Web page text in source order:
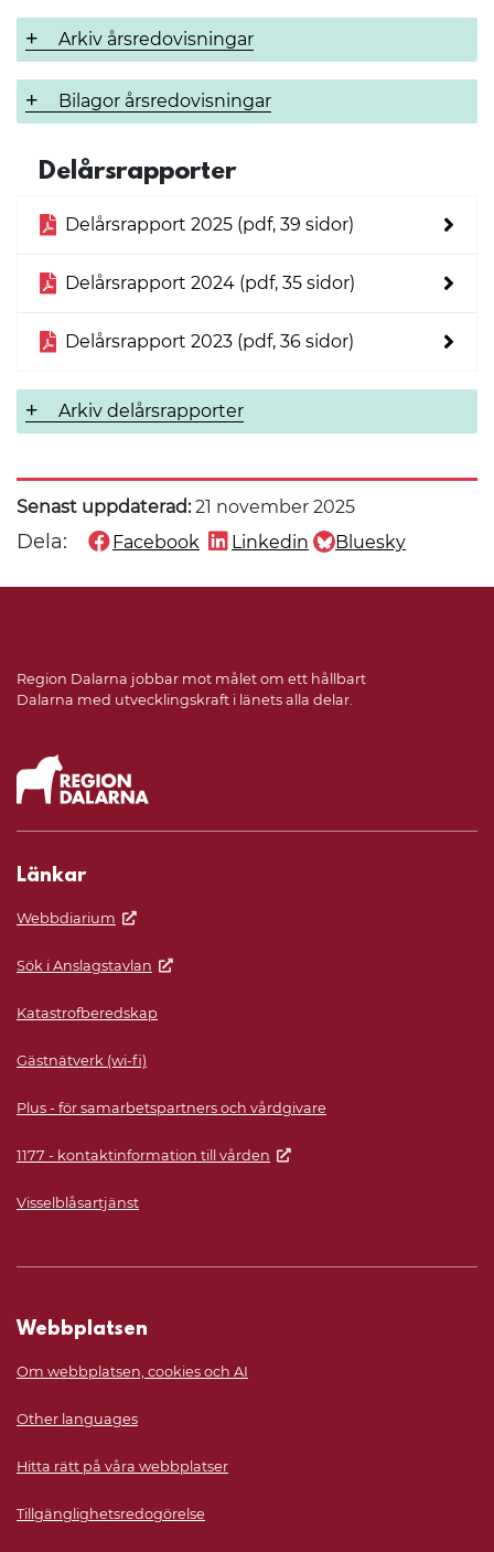
Arkiv årsredovisningar
Bilagor årsredovisningar
Delårsrapporter
Delårsrapport 2025 (pdf, 39 sidor)
Delårsrapport 2024 (pdf, 35 sidor)
Delårsrapport 2023 (pdf, 36 sidor)
Arkiv delårsrapporter
Senast uppdaterad:21 november 2025
Dela: Dela denna sida på
Facebook
Dela denna sida på
Linkedin
Dela denna sida på
Bluesky
Region Dalarna jobbar mot målet om ett hållbart
Dalarna med utvecklingskraft i länets alla delar.
Länkar
Webbdiarium
Sök i Anslagstavlan
Katastrofberedskap
Gästnätverk (wi-fi)
Plus - för samarbetspartners och vårdgivare
1177 - kontaktinformation till vården
Visselblåsartjänst
Webbplatsen
Om webbplatsen, cookies och AI
Other languages
Hitta rätt på våra webbplatser
Tillgänglighetsredogörelse